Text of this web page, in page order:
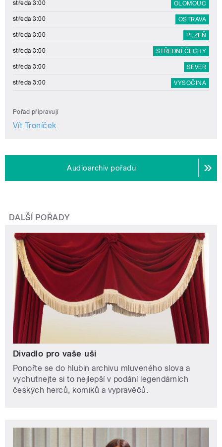
středa 3:00 OLOMOUC
středa 3:00 OSTRAVA
středa 3:00 PLZEŇ
středa 3:00 STŘEDNÍ ČECHY
středa 3:00 SEVER
středa 3:00 VYSOČINA
Pořad připravují
Vít Troníček
Audioarchiv pořadu
DALŠÍ POŘADY
Divadlo pro vaše uši
Ponořte se do hlubin archivu mluveného slova a
vychutnejte si to nejlepší v podání legendárních
českých herců, komiků a vypravěčů.